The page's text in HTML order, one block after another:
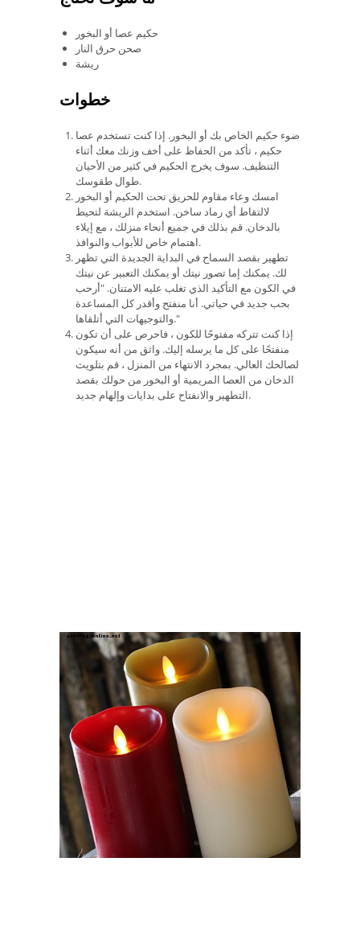
حكيم عصا أو البخور
صحن حرق النار
ريشة
خطوات
ضوء حكيم الخاص بك أو البخور. إذا كنت تستخدم عصا
حكيم ، تأكد من الحفاظ على أخف وزنك معك أثناء
التنظيف. سوف يخرج الحكيم في كثير من الأحيان
طوال طقوسك.
امسك وعاء مقاوم للحريق تحت الحكيم أو البخور
لالتقاط أي رماد ساخن. استخدم الريشة لتحيط
بالدخان. قم بذلك في جميع أنحاء منزلك ، مع إيلاء
اهتمام خاص للأبواب والنوافذ.
تطهير بقصد السماح في البداية الجديدة التي تظهر
لك. يمكنك إما تصور نيتك أو يمكنك التعبير عن نيتك
في الكون مع التأكيد الذي تغلب عليه الامتنان. "أرحب
بحب جديد في حياتي. أنا منفتح وأقدر كل المساعدة
والتوجيهات التي أتلقاها."
إذا كنت تتركه مفتوحًا للكون ، فاحرص على أن تكون
منفتحًا على كل ما يرسله إليك. واثق من أنه سيكون
لصالحك العالي. بمجرد الانتهاء من المنزل ، قم بتلويث
الدخان من العصا المريمية أو البخور من حولك بقصد
التطهير والانفتاح على بدايات وإلهام جديد.